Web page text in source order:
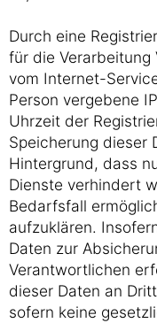
Durch eine
für die
vom Internet-
Person vergebene
Uhrzeit der
Speicherung dieser
Hintergrund, dass
Dienste verhindert
Bedarfsfall
aufzuklären.
Daten zur
Verantwortlichen
dieser Daten an
sofern keine